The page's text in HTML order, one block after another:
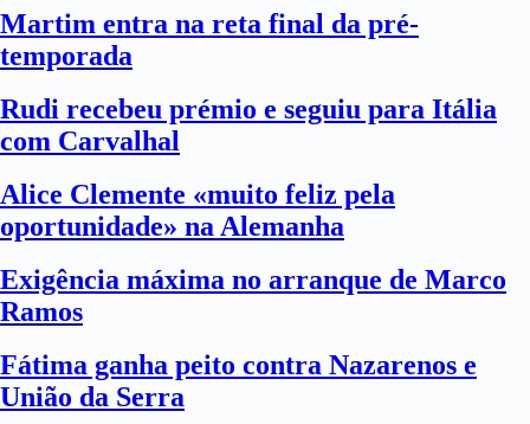
Martim entra na reta final da pré-
temporada
Rudi recebeu prémio e seguiu para Itália
com Carvalhal
Alice Clemente «muito feliz pela
oportunidade» na Alemanha
Exigência máxima no arranque de Marco
Ramos
Fátima ganha peito contra Nazarenos e
União da Serra